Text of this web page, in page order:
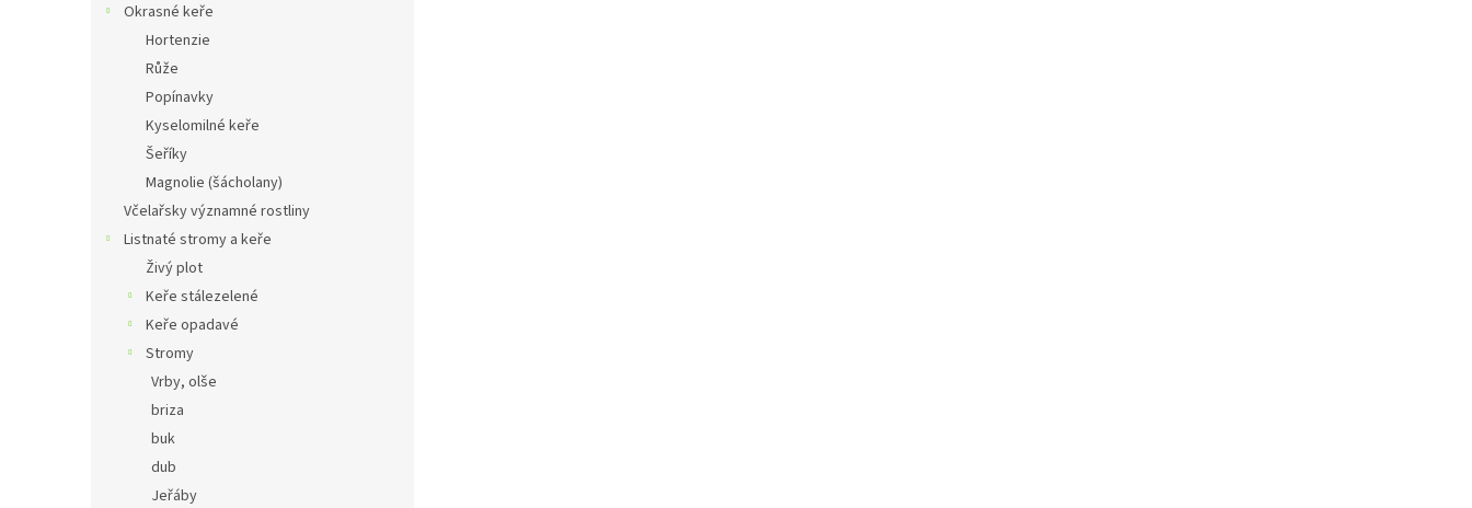
Okrasné keře
Hortenzie
Růže
Popínavky
Kyselomilné keře
Šeříky
Magnolie (šácholany)
Včelařsky významné rostliny
Listnaté stromy a keře
Živý plot
Keře stálezelené
Keře opadavé
Stromy
Vrby, olše
briza
buk
dub
Jeřáby